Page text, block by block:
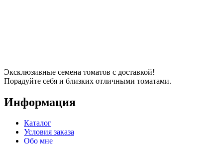
Эксклюзивные семена томатов с доставкой!
Порадуйте себя и близких отличными томатами.
Информация
Каталог
Условия заказа
Обо мне